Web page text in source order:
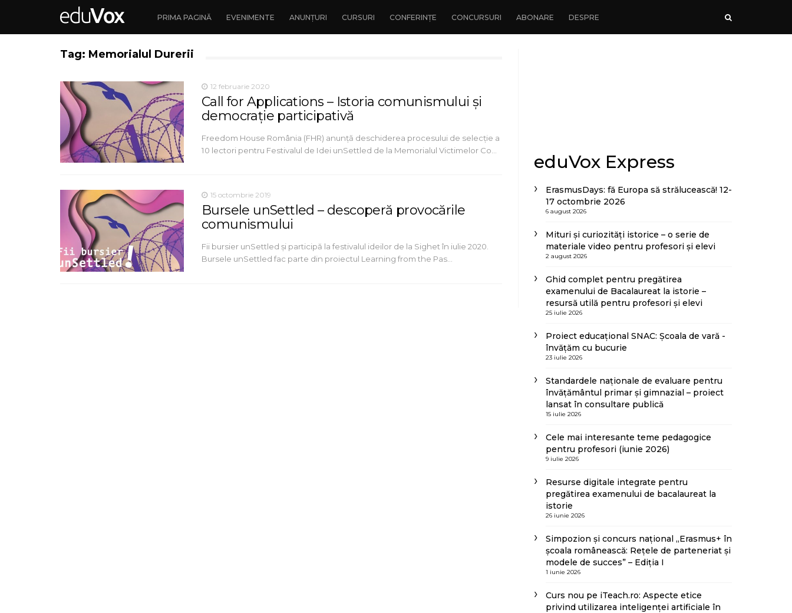
PRIMA PAGINĂ EVENIMENTE ANUNȚURI CURSURI CONFERINȚE CONCURSURI ABONARE DESPRE
Tag: Memorialul Durerii
12 februarie 2020
Call for Applications – Istoria comunismului și
democrație participativă
Freedom House România (FHR) anunță deschiderea procesului de selecție a
10 lectori pentru Festivalul de Idei unSettled de la Memorialul Victimelor Co…
15 octombrie 2019
Bursele unSettled – descoperă provocările
comunismului
Fii bursier unSettled și participă la festivalul ideilor de la Sighet în iulie 2020.
Bursele unSettled fac parte din proiectul Learning from the Pas…
eduVox Express
ErasmusDays: fă Europa să strălucească! 12-
17 octombrie 2026
6 august 2026
Mituri și curiozități istorice – o serie de
materiale video pentru profesori și elevi
2 august 2026
Ghid complet pentru pregătirea
examenului de Bacalaureat la istorie –
resursă utilă pentru profesori și elevi
25 iulie 2026
Proiect educațional SNAC: Școala de vară -
învățăm cu bucurie
23 iulie 2026
Standardele naționale de evaluare pentru
învățământul primar și gimnazial – proiect
lansat în consultare publică
15 iulie 2026
Cele mai interesante teme pedagogice
pentru profesori (iunie 2026)
9 iulie 2026
Resurse digitale integrate pentru
pregătirea examenului de bacalaureat la
istorie
26 iunie 2026
Simpozion și concurs național „Erasmus+ în
școala românească: Rețele de parteneriat și
modele de succes” – Ediția I
1 iunie 2026
Curs nou pe iTeach.ro: Aspecte etice
privind utilizarea inteligenței artificiale în